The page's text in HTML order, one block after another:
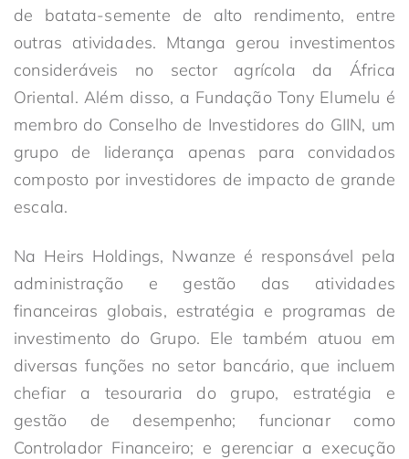
de batata-semente de alto rendimento, entre
outras atividades. Mtanga gerou investimentos
consideráveis no sector agrícola da África
Oriental. Além disso, a Fundação Tony Elumelu é
membro do Conselho de Investidores do GIIN, um
grupo de liderança apenas para convidados
composto por investidores de impacto de grande
escala.
Na Heirs Holdings, Nwanze é responsável pela
administração e gestão das atividades
financeiras globais, estratégia e programas de
investimento do Grupo. Ele também atuou em
diversas funções no setor bancário, que incluem
chefiar a tesouraria do grupo, estratégia e
gestão de desempenho; funcionar como
Controlador Financeiro; e gerenciar a execução